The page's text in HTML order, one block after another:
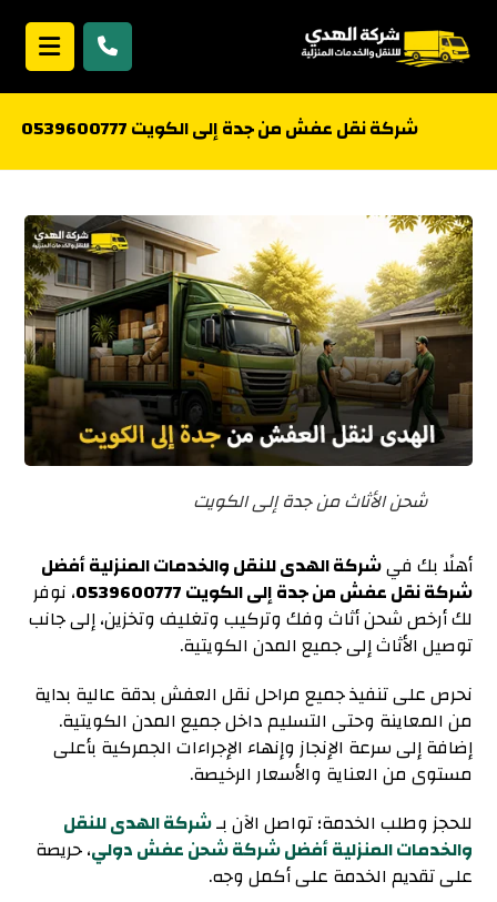
شركة نقل عفش من جدة إلى الكويت 0539600777
شحن الأثاث من جدة إلى الكويت
أهلًا بك فيشركة الهدى للنقل والخدمات المنزلية أفضل
شركة نقل عفش من جدة إلى الكويت 0539600777
، نوفر
لك أرخص شحن أثاث وفك وتركيب وتغليف وتخزين، إلى جانب
توصيل الأثاث إلى جميع المدن الكويتية.
نحرص على تنفيذ جميع مراحل نقل العفش بدقة عالية بداية
من المعاينة وحتى التسليم داخل جميع المدن الكويتية.
إضافة إلى سرعة الإنجاز وإنهاء الإجراءات الجمركية بأعلى
مستوى من العناية والأسعار الرخيصة.
للحجز وطلب الخدمة؛تواصل الآن بـشركة الهدى للنقل
والخدمات المنزلية أفضل شركة شحن عفش دولي، حريصة
على تقديم الخدمة على أكمل وجه.